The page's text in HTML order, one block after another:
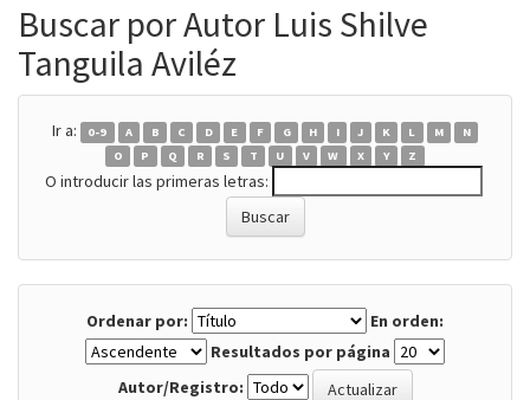
Buscar por Autor Luis Shilve
Tanguila Aviléz
Ir a: 0-9 A B C D E F G H I J K L M
N
O
P Q R S T U V W X Y Z
O introducir las primeras letras:
Ordenar por:
En orden:
Resultados por página
Autor/Registro: